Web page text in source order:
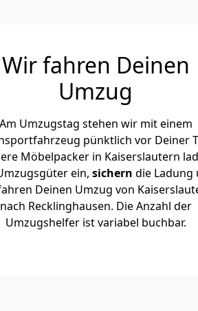
Wir fahren Deinen
Umzug
Am Umzugstag stehen wir mit einem
pünktlich vor Deiner
Möbelpacker in Kaiserslautern
ein, sichern die Ladung
Deinen Umzug von
nach Recklinghausen. Die Anzahl der
Umzugshelfer ist variabel buchbar.